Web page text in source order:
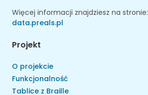
Więcej informacji znajdziesz na stronie:
data.preals.pl
Projekt
O projekcie
Funkcjonalność
Tablice z Braille